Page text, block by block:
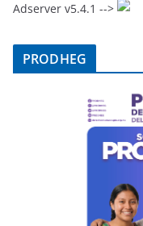
Adserver v5.4.1 -->
PRODHEG